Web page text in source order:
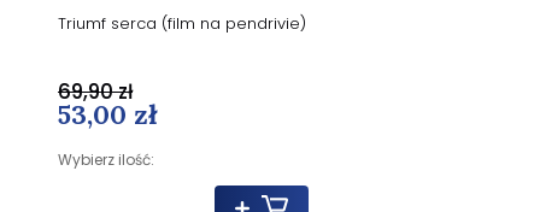
Triumf serca (film na pendrivie)
53,00 zł
Wybierz ilość:
69,90 zł